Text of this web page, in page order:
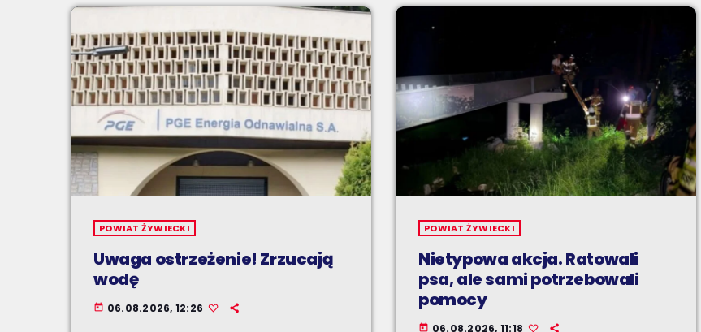
POWIAT ŻYWIECKI
Uwaga ostrzeżenie! Zrzucają
wodę
today 06.08.2026, 12:26
POWIAT ŻYWIECKI
Nietypowa akcja. Ratowali
psa, ale sami potrzebowali
pomocy
today 06.08.2026, 11:18